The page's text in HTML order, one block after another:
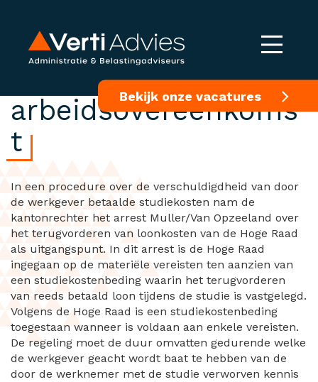
Bekijk onze vacatures
Studiekostenbeding
arbeidsovereenkoms
t
In een procedure over de verschuldigdheid van door
de werkgever betaalde studiekosten nam de
kantonrechter het arrest Muller/Van Opzeeland over
het terugvorderen van loonkosten van de Hoge Raad
als uitgangspunt. In dit arrest is de Hoge Raad
ingegaan op de materiële vereisten ten aanzien van
een studiekostenbeding waarin het terugvorderen
van reeds betaald loon tijdens de studie is vastgelegd.
Volgens de Hoge Raad is een studiekostenbeding
toegestaan wanneer is voldaan aan enkele vereisten.
De regeling moet de duur omvatten gedurende welke
de werkgever geacht wordt baat te hebben van de
door de werknemer met de studie verworven kennis